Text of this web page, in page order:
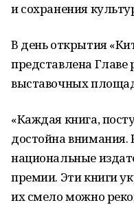
и сохранения
В день открытия
представлена Главе
выставочных
«Каждая книга,
достойна внимания.
национальные
премии. Эти книги
их смело можно